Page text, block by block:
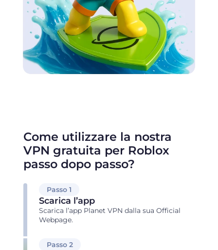
Come utilizzare la nostra
VPN gratuita per Roblox
passo dopo passo?
Passo 1
Scarica l’app
Scarica l’app Planet VPN dalla sua Official
Webpage.
Passo 2